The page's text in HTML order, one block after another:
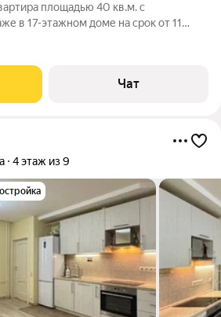
площадью 40 кв.м. с
в 17-этажном доме на срок от 11
во двор. В
Чат
4 этаж из 9